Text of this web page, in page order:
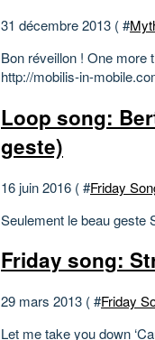
31 décembre 2013 ( #
Bon réveillon ! One more
http://mobilis-in-
Loop song:
geste)
16 juin 2016 ( #Friday
Seulement le beau geste
Friday song:
29 mars 2013 ( #Friday
Let me take you down